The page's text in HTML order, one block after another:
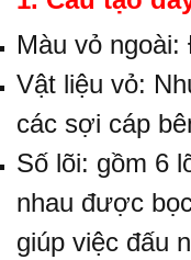
Màu vỏ ngoài:
Vật liệu vỏ:
các sợi cáp
Số lõi: gồm 6
nhau được
giúp việc đấu